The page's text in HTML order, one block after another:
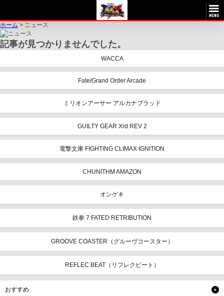
ホーム > ニュース
記事が見つかりませんでした。
WACCA
Fate/Grand Order Arcade
ミリオンアーサー アルカナブラッド
GUILTY GEAR Xrd REV 2
電撃文庫 FIGHTING CLIMAX IGNITION
CHUNITHM AMAZON
オンゲキ
鉄拳 7 FATED RETRIBUTION
GROOVE COASTER（グルーヴコースター）
REFLEC BEAT（リフレクビート）
おすすめ